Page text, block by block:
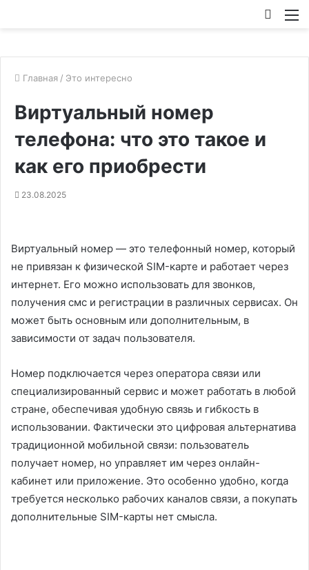
Главная / Это интересно
Виртуальный номер
телефона: что это такое и
как его приобрести
23.08.2025
Виртуальный номер — это телефонный номер, который
не привязан к физической SIM-карте и работает через
интернет. Его можно использовать для звонков,
получения смс и регистрации в различных сервисах. Он
может быть основным или дополнительным, в
зависимости от задач пользователя.
Номер подключается через оператора связи или
специализированный сервис и может работать в любой
стране, обеспечивая удобную связь и гибкость в
использовании. Фактически это цифровая альтернатива
традиционной мобильной связи: пользователь
получает номер, но управляет им через онлайн-
кабинет или приложение. Это особенно удобно, когда
требуется несколько рабочих каналов связи, а покупать
дополнительные SIM-карты нет смысла.